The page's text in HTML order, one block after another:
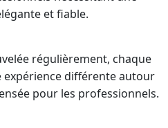
et fiable.
régulièrement, chaque
différente autour
pour les professionnels.